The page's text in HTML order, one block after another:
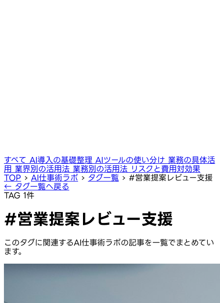
すべて AI導入の基礎整理 AIツールの使い分け 業務の具体活
用 業界別の活用法 業務別の活用法 リスクと費用対効果
TOP › AI仕事術ラボ › タグ一覧 › #営業提案レビュー支援
← タグ一覧へ戻る
TAG 1件
#営業提案レビュー支援
このタグに関連するAI仕事術ラボの記事を一覧でまとめてい
ます。